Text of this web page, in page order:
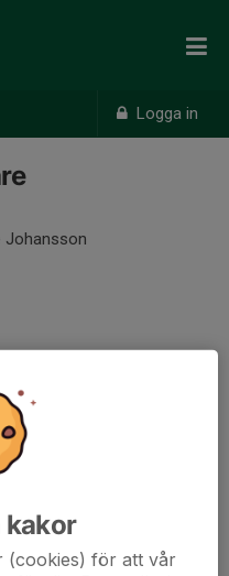
Logga in
Johansson
kakor
(cookies) för att vår